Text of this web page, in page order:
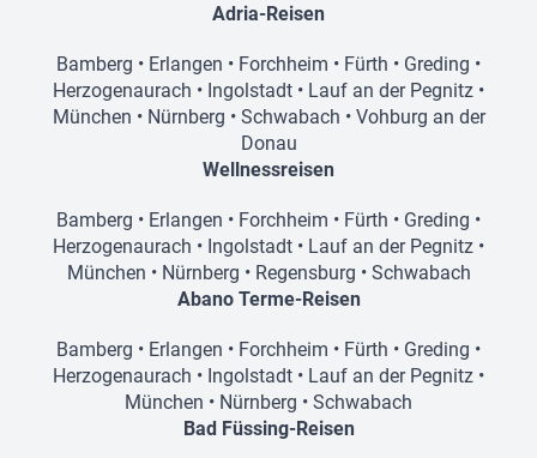
Adria-Reisen
Bamberg • Erlangen • Forchheim • Fürth • Greding •
Herzogenaurach • Ingolstadt • Lauf an der Pegnitz •
München • Nürnberg • Schwabach • Vohburg an der
Donau
Wellnessreisen
Bamberg • Erlangen • Forchheim • Fürth • Greding •
Herzogenaurach • Ingolstadt • Lauf an der Pegnitz •
München • Nürnberg • Regensburg • Schwabach
Abano Terme-Reisen
Bamberg • Erlangen • Forchheim • Fürth • Greding •
Herzogenaurach • Ingolstadt • Lauf an der Pegnitz •
München • Nürnberg • Schwabach
Bad Füssing-Reisen